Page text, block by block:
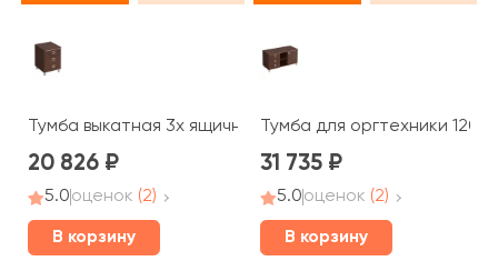
Тумба выкатная 3x ящичная с центральным замком
20 826
5.0оценок (2)
В корзину
Тумба для оргтехники
31 735
5.0оценок (2)
В корзину